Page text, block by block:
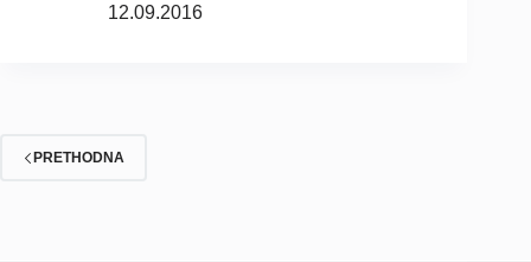
12.09.2016
PRETHODNA